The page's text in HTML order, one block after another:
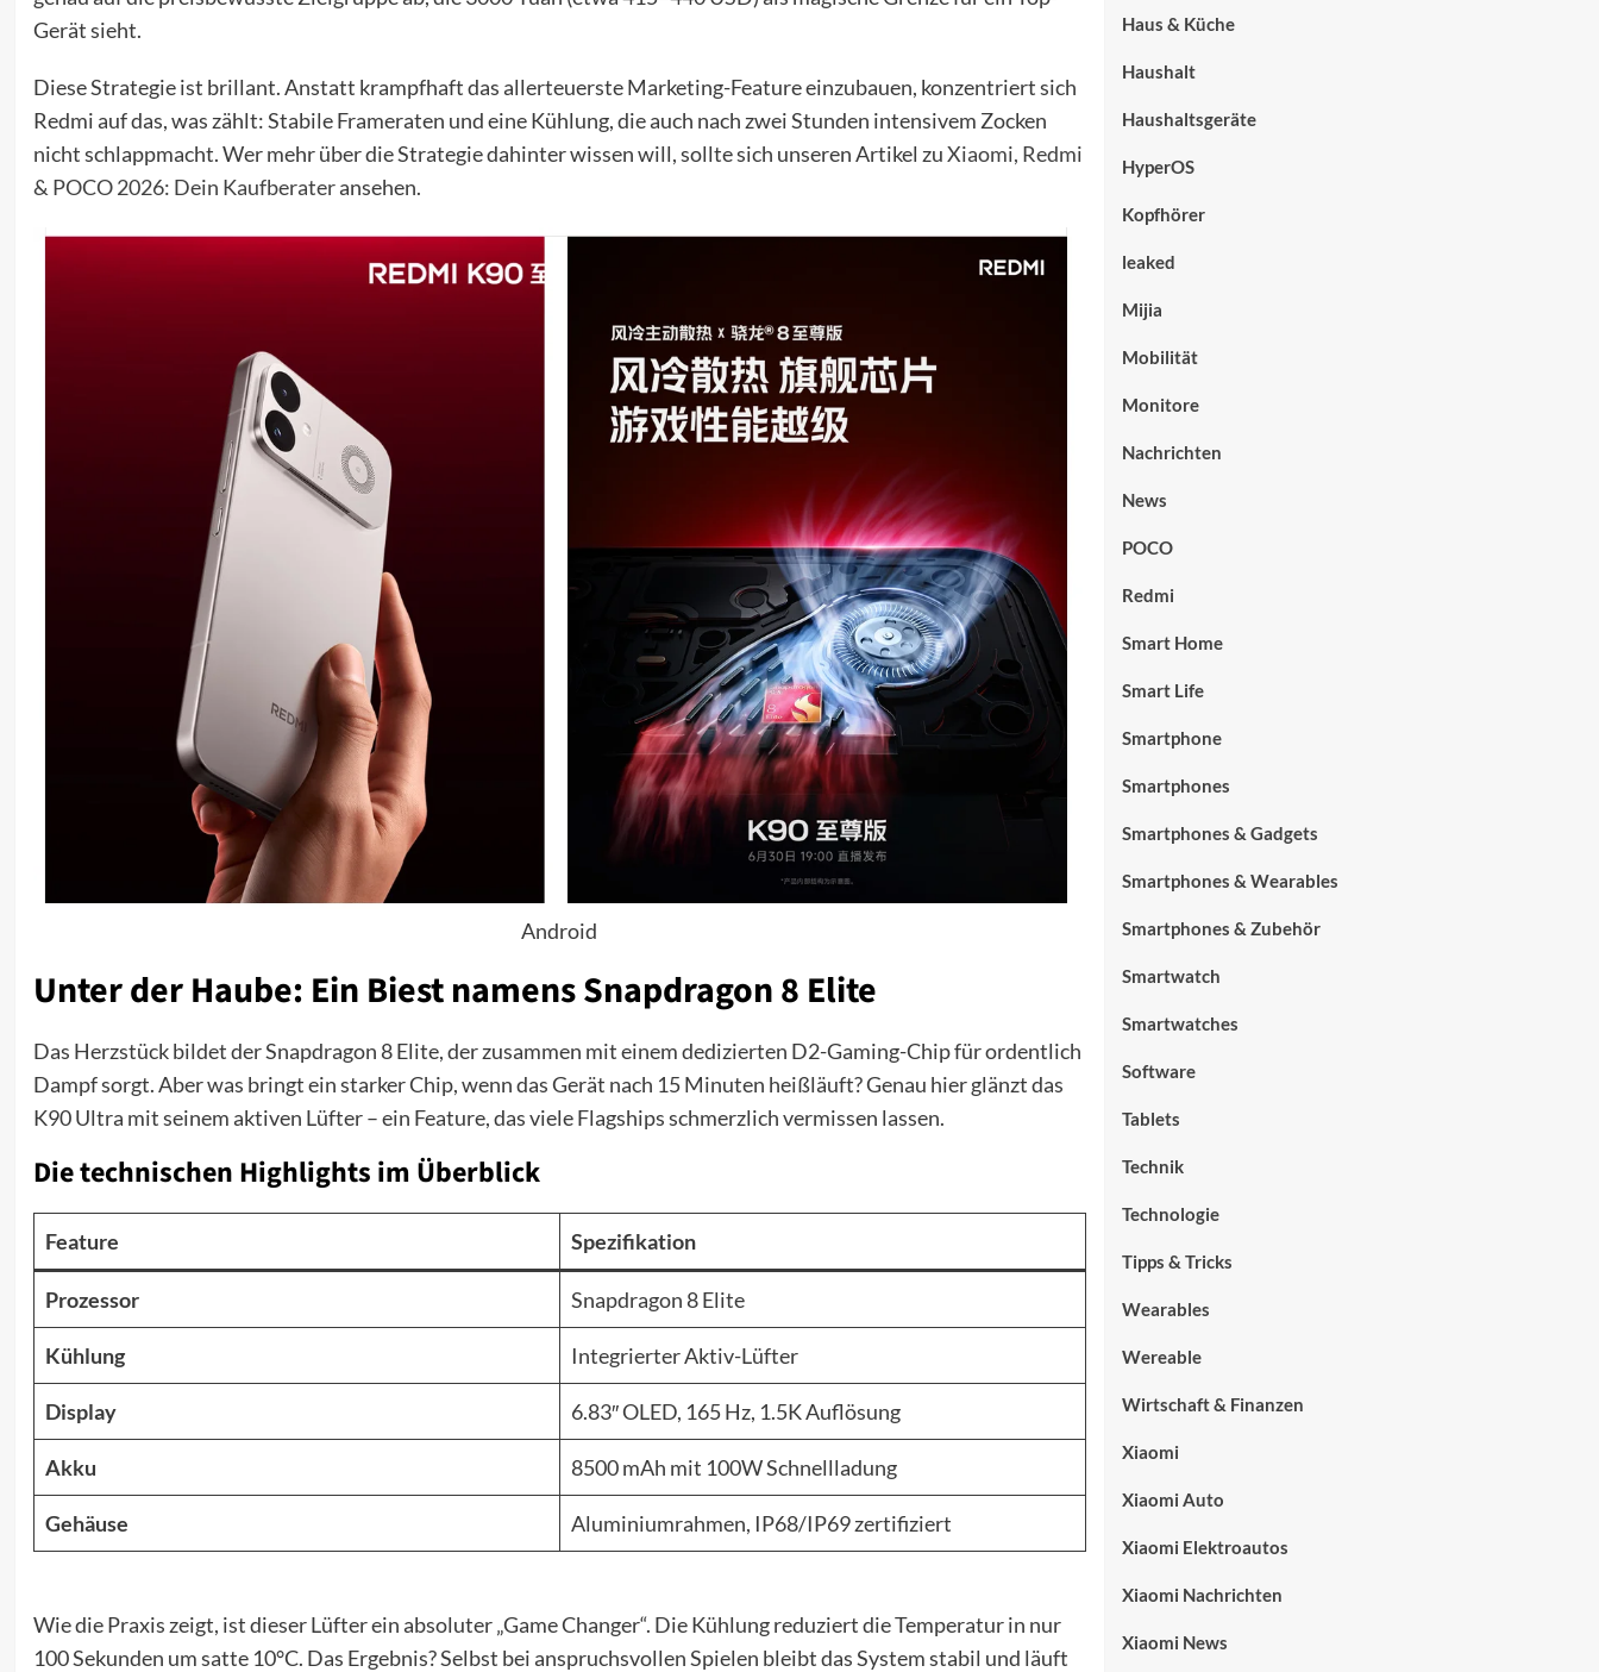
Gerät sieht.
Diese Strategie ist brillant. Anstatt krampfhaft das allerteuerste Marketing-Feature einzubauen, konzentriert sich
Redmi auf das, was zählt: Stabile Frameraten und eine Kühlung, die auch nach zwei Stunden intensivem Zocken
nicht schlappmacht. Wer mehr über die Strategie dahinter wissen will, sollte sich unseren Artikel zuXiaomi, Redmi
& POCO 2026: Dein Kaufberateransehen.
Android
Unter der Haube: Ein Biest namens Snapdragon 8 Elite
Das Herzstück bildet der Snapdragon 8 Elite, der zusammen mit einem dedizierten D2-Gaming-Chip für ordentlich
Dampf sorgt. Aber was bringt ein starker Chip, wenn das Gerät nach 15 Minuten heißläuft? Genau hier glänzt das
K90 Ultra mit seinem aktiven Lüfter – ein Feature, das viele Flagships schmerzlich vermissen lassen.
Die technischen Highlights im Überblick
Feature Spezifikation
Prozessor Snapdragon 8 Elite
Kühlung Integrierter Aktiv-Lüfter
Display 6.83″ OLED, 165 Hz, 1.5K Auflösung
Akku 8500 mAh mit 100W Schnellladung
Gehäuse Aluminiumrahmen, IP68/IP69 zertifiziert
Wie die Praxis zeigt, ist dieser Lüfter ein absoluter „Game Changer“. Die Kühlung reduziert die Temperatur in nur
100 Sekunden um satte 10°C. Das Ergebnis? Selbst bei anspruchsvollen Spielen bleibt das System stabil und läuft
Haus & Küche
Haushalt
Haushaltsgeräte
HyperOS
Kopfhörer
leaked
Mijia
Mobilität
Monitore
Nachrichten
News
POCO
Redmi
Smart Home
Smart Life
Smartphone
Smartphones
Smartphones & Gadgets
Smartphones & Wearables
Smartphones & Zubehör
Smartwatch
Smartwatches
Software
Tablets
Technik
Technologie
Tipps & Tricks
Wearables
Wereable
Wirtschaft & Finanzen
Xiaomi
Xiaomi Auto
Xiaomi Elektroautos
Xiaomi Nachrichten
Xiaomi News